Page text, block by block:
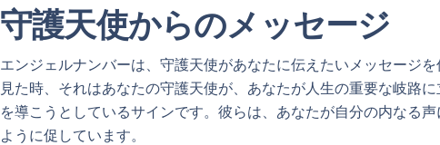
守護天使からのメッセージ
エンジェルナンバーは、守護天使があなたに伝えたいメッセージ
見た時、それはあなたの守護天使が、あなたが人生の重要な岐路
を導こうとしているサインです。彼らは、あなたが自分の内なる
ように促しています。